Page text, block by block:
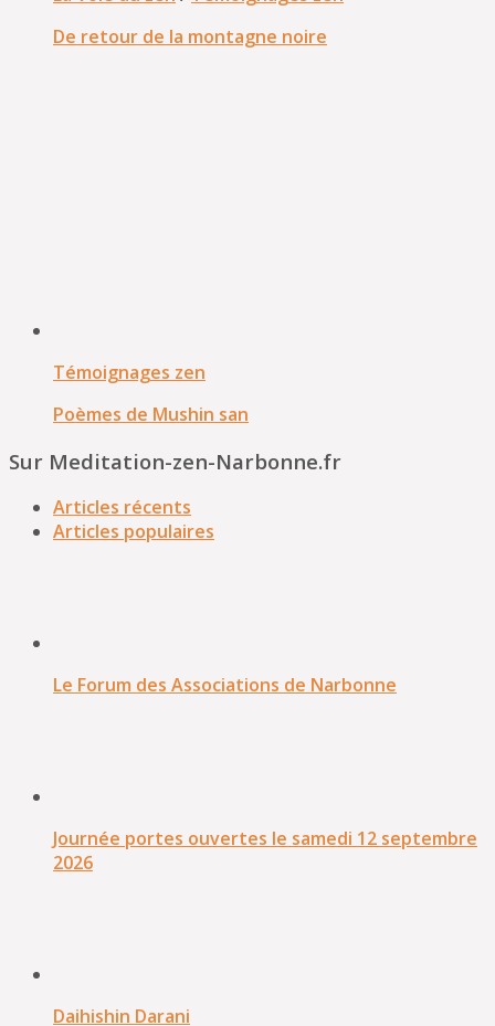
De retour de la montagne noire
Témoignages zen
Poèmes de Mushin san
Sur Meditation-zen-Narbonne.fr
Articles récents
Articles populaires
Le Forum des Associations de Narbonne
Journée portes ouvertes le samedi 12 septembre
2026
Daihishin Darani